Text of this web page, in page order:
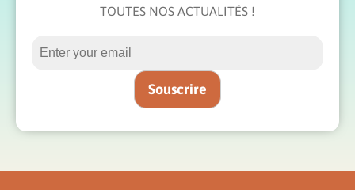
TOUTES NOS ACTUALITÉS !